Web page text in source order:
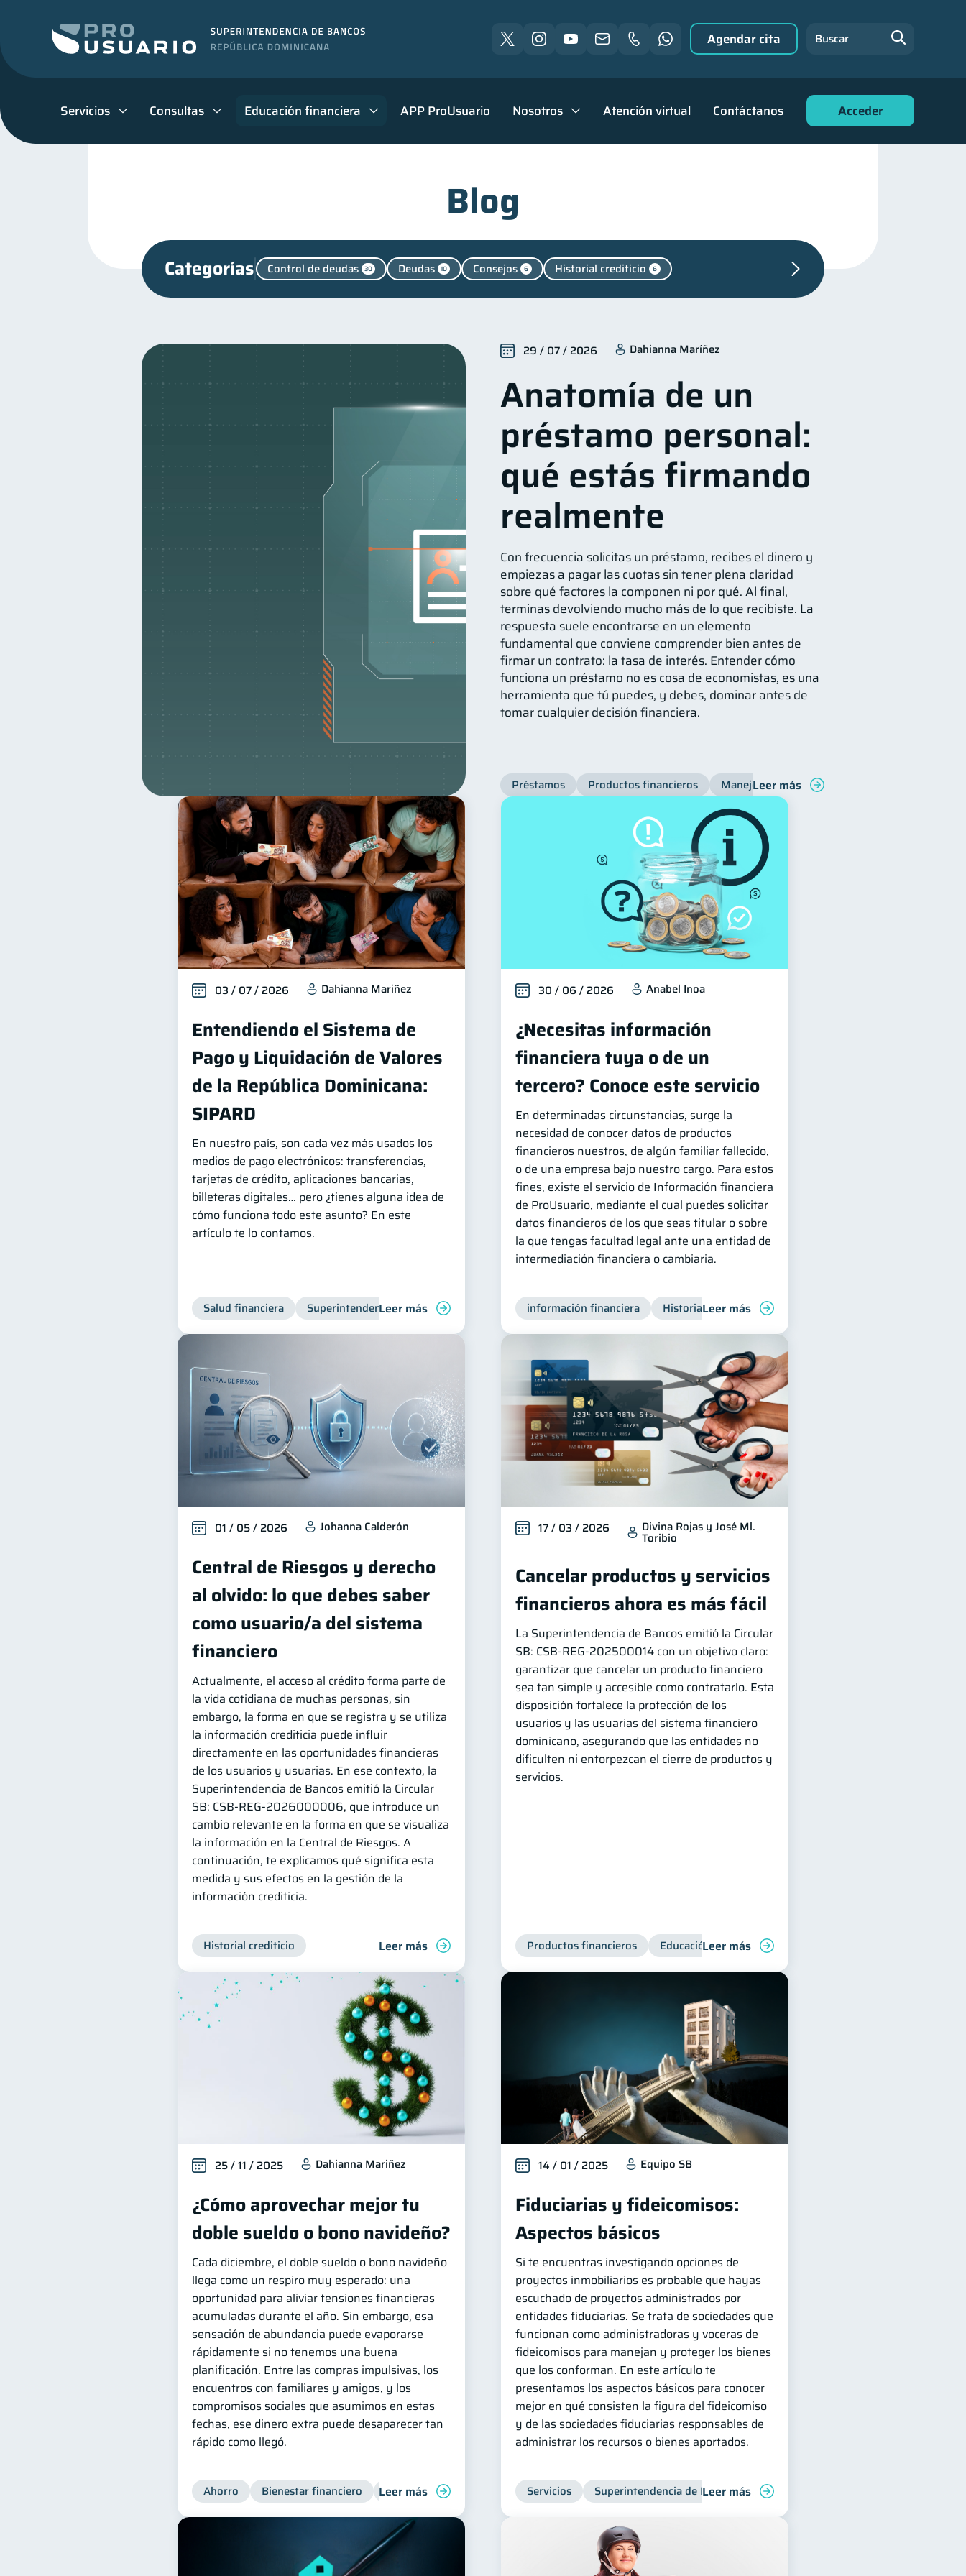
Servicios Consultas Educación financiera APP ProUsuario Nosotros Atención virtual Contáctanos Acceder
Agendar cita Buscar
Blog
Categorías Control de deudas 30 Deudas 10 Consejos 6 Historial crediticio 6
Organización Financiera 10 Entidad financiera Préstamos Ahorro
Ciberseguridad 5 Servicios Derechos & Deberes Vacaciones 2 Criptomonedas
Cuenta Abandonada Inversiones 2 Cuenta Inactiva Finanzas Personales 1 Finanzas en Pareja
Educación Financiera Fraudes Información financiera 1 inversiones 1
ahorro Gasto responsable información financiera
29 / 07 / 2026 Dahianna Maríñez
Anatomía de un
préstamo personal:
qué estás firmando
realmente
Con frecuencia solicitas un préstamo, recibes el dinero y
empiezas a pagar las cuotas sin tener plena claridad
sobre qué factores la componen ni por qué. Al final,
terminas devolviendo mucho más de lo que recibiste. La
respuesta suele encontrarse en un elemento
fundamental que conviene comprender bien antes de
firmar un contrato: la tasa de interés. Entender cómo
funciona un préstamo no es cosa de economistas, es una
herramienta que tú puedes, y debes, dominar antes de
tomar cualquier decisión financiera.
Préstamos Productos financieros Manejo de deudas
Leer más
03 / 07 / 2026 Dahianna Mariñez
Entendiendo el Sistema de
Pago y Liquidación de Valores
de la República Dominicana:
SIPARD
En nuestro país, son cada vez más usados los
medios de pago electrónicos: transferencias,
tarjetas de crédito, aplicaciones bancarias,
billeteras digitales… pero ¿tienes alguna idea de
cómo funciona todo este asunto? En este
artículo te lo contamos.
Salud financiera Superintendencia de Bancos
Leer más
30 / 06 / 2026 Anabel Inoa
¿Necesitas información
financiera tuya o de un
tercero? Conoce este servicio
En determinadas circunstancias, surge la
necesidad de conocer datos de productos
financieros nuestros, de algún familiar fallecido,
o de una empresa bajo nuestro cargo. Para estos
fines, existe el servicio de Información financiera
de ProUsuario, mediante el cual puedes solicitar
datos financieros de los que seas titular o sobre
la que tengas facultad legal ante una entidad de
intermediación financiera o cambiaria.
información financiera Historial crediticio
Leer más
01 / 05 / 2026 Johanna Calderón
Central de Riesgos y derecho
al olvido: lo que debes saber
como usuario/a del sistema
financiero
Actualmente, el acceso al crédito forma parte de
la vida cotidiana de muchas personas, sin
embargo, la forma en que se registra y se utiliza
la información crediticia puede influir
directamente en las oportunidades financieras
de los usuarios y usuarias. En ese contexto, la
Superintendencia de Bancos emitió la Circular
SB: CSB-REG-2026000006, que introduce un
cambio relevante en la forma en que se visualiza
la información en la Central de Riesgos. A
continuación, te explicamos qué significa esta
medida y sus efectos en la gestión de la
información crediticia.
Historial crediticio Leer más
17 / 03 / 2026 Divina Rojas y José Ml.
Toribio
Cancelar productos y servicios
financieros ahora es más fácil
La Superintendencia de Bancos emitió la Circular
SB: CSB‑REG‑202500014 con un objetivo claro:
garantizar que cancelar un producto financiero
sea tan simple y accesible como contratarlo. Esta
disposición fortalece la protección de los
usuarios y las usuarias del sistema financiero
dominicano, asegurando que las entidades no
dificulten ni entorpezcan el cierre de productos y
servicios.
Productos financieros Educación financiera
Leer más
25 / 11 / 2025 Dahianna Mariñez
¿Cómo aprovechar mejor tu
doble sueldo o bono navideño?
Cada diciembre, el doble sueldo o bono navideño
llega como un respiro muy esperado: una
oportunidad para aliviar tensiones financieras
acumuladas durante el año. Sin embargo, esa
sensación de abundancia puede evaporarse
rápidamente si no tenemos una buena
planificación. Entre las compras impulsivas, los
encuentros con familiares y amigos, y los
compromisos sociales que asumimos en estas
fechas, ese dinero extra puede desaparecer tan
rápido como llegó.
Ahorro Bienestar financiero Consejos Organización Financiera Finanzas personales Doble sueldo
Leer más
14 / 01 / 2025 Equipo SB
Fiduciarias y fideicomisos:
Aspectos básicos
Si te encuentras investigando opciones de
proyectos inmobiliarios es probable que hayas
escuchado de proyectos administrados por
entidades fiduciarias. Se trata de sociedades que
funcionan como administradoras y voceras de
fideicomisos para manejan y proteger los bienes
que los conforman. En este artículo te
presentamos los aspectos básicos para conocer
mejor en qué consisten la figura del fideicomiso
y de las sociedades fiduciarias responsables de
administrar los recursos o bienes aportados.
Servicios Superintendencia de Bancos
Leer más